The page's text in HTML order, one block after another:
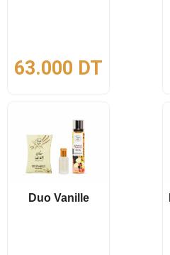
63.000 DT
Duo Vanille